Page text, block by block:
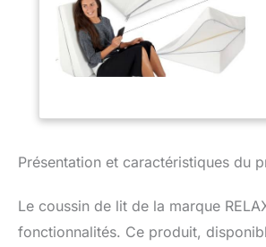
Présentation et caractéristiques du
Le coussin de lit de la marque
fonctionnalités. Ce produit,